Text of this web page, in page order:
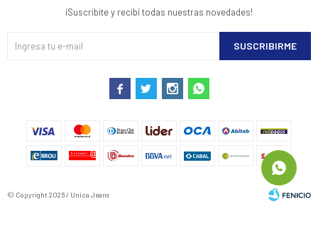
¡Suscribite y recibí todas nuestras novedades!
SUSCRIBIRME
   
© Copyright 2026 / Unica Jeans